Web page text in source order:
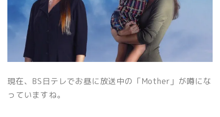
現在、BS日テレでお昼に放送中の「Mother」が噂にな
っていますね。